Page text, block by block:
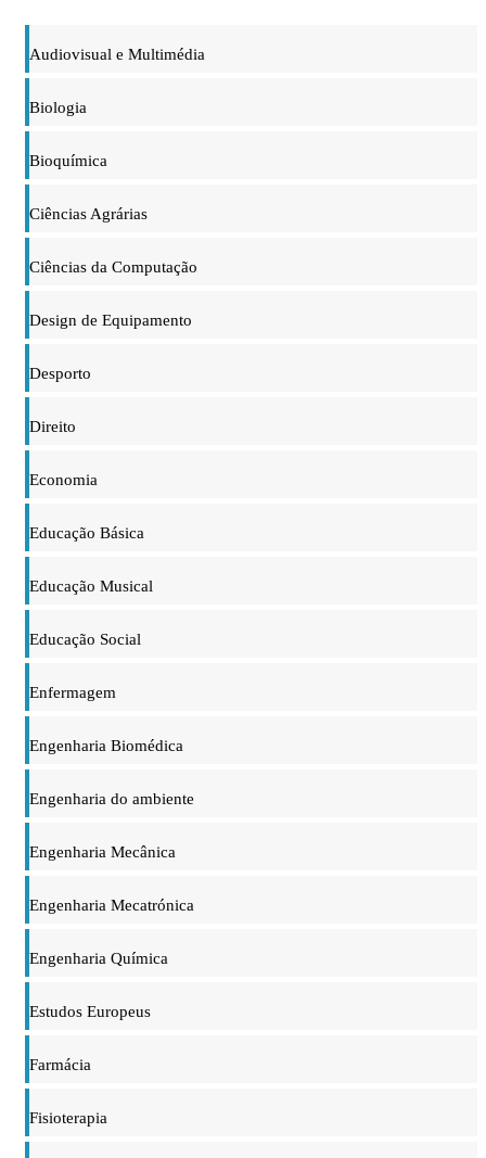
Audiovisual e Multimédia
Biologia
Bioquímica
Ciências Agrárias
Ciências da Computação
Design de Equipamento
Desporto
Direito
Economia
Educação Básica
Educação Musical
Educação Social
Enfermagem
Engenharia Biomédica
Engenharia do ambiente
Engenharia Mecânica
Engenharia Mecatrónica
Engenharia Química
Estudos Europeus
Farmácia
Fisioterapia